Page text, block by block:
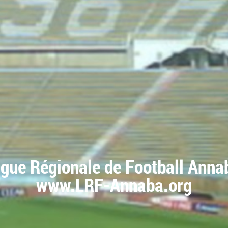
Régionale de Football
www.LRF-Annaba.org